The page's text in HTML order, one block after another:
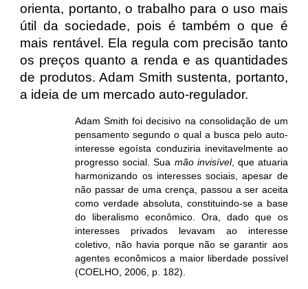
orienta, portanto, o trabalho para o uso mais
útil da sociedade, pois é também o que é
mais rentável. Ela regula com precisão tanto
os preços quanto a renda e as quantidades
de produtos. Adam Smith sustenta, portanto,
a ideia de um mercado auto-regulador.
Adam Smith foi decisivo na consolidação de um
pensamento segundo o qual a busca pelo auto-
interesse egoísta conduziria inevitavelmente ao
progresso social. Sua mão invisível, que atuaria
harmonizando os interesses sociais, apesar de
não passar de uma crença, passou a ser aceita
como verdade absoluta, constituindo-se a base
do liberalismo econômico . Ora, dado que os
interesses privados levavam ao interesse
coletivo, não havia porque não se garantir aos
agentes econômicos a maior liberdade possível
(COELHO, 2006, p. 182).